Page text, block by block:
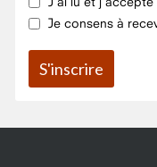
Je consens à